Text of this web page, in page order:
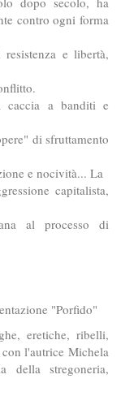
contro ogni forma
e libertà,
caccia a banditi e
di sfruttamento
e nocività... La
capitalista,
al processo di
"Porfido"
eretiche, ribelli,
l'autrice Michela
della stregoneria,